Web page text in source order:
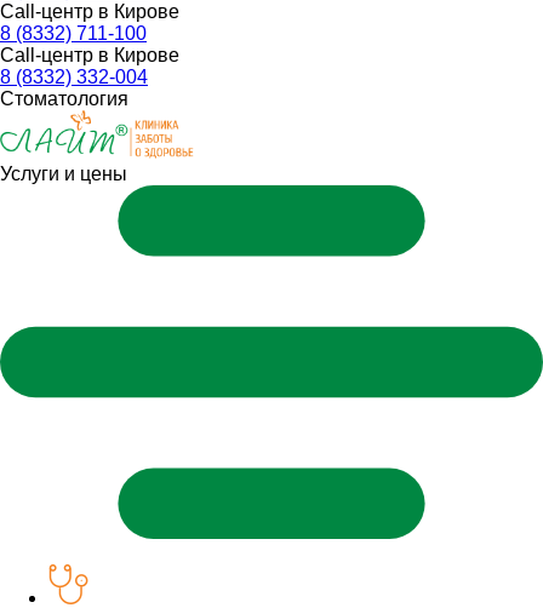
Call-центр в Кирове
8 (8332) 711-100
Call-центр в Кирове
8 (8332) 332-004
Стоматология
Услуги и цены